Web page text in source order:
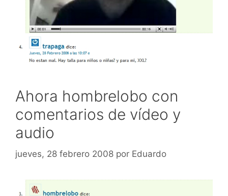
Ahora hombrelobo con
comentarios de vídeo y
audio
jueves, 28 febrero 2008 por Eduardo